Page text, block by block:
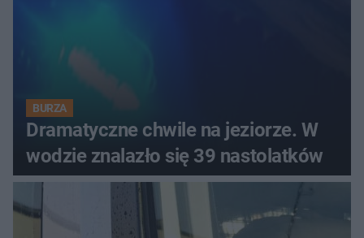
BURZA
Dramatyczne chwile na jeziorze. W
wodzie znalazło się 39 nastolatków